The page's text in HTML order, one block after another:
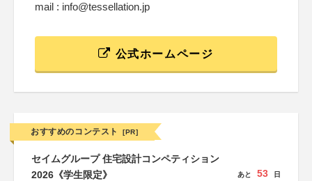
mail : info@tessellation.jp
公式ホームページ
おすすめのコンテスト [PR]
セイムグループ 住宅設計コンペティション
2026《学生限定》
あと 53 日